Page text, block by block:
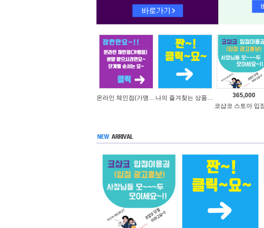
온라인 체인점(가맹점) 분양순서(필독) 나의 즐겨찾는 상품 리스트로 편리하게 주문하세요~(쿠팡 다이나믹 배너)
365,000